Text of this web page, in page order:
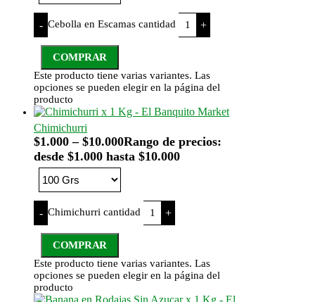
- Cebolla en Escamas cantidad +
COMPRAR
Este producto tiene varias variantes. Las
opciones se pueden elegir en la página del
producto
Chimichurri
$1.000 – $10.000Rango de precios:
desde $1.000 hasta $10.000
- Chimichurri cantidad +
COMPRAR
Este producto tiene varias variantes. Las
opciones se pueden elegir en la página del
producto